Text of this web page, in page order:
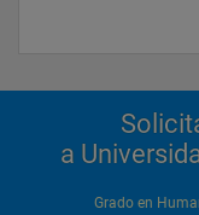
Resolver problemas,
cambios y nuevas
Competencia T12:
2 4 Obligatoria
44519 Literatura en
2 4 Obligatoria
a
Grado en